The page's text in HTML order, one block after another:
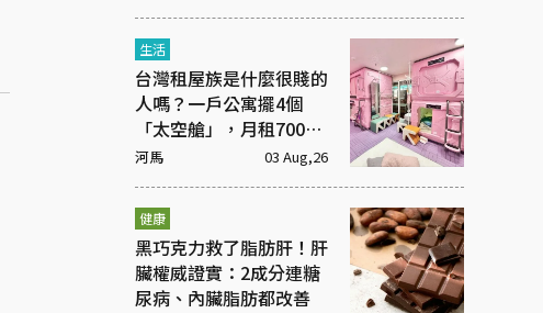
生活
台灣租屋族是什麼很賤的
人嗎？一戶公寓擺4個
「太空艙」，月租7000
元
河馬 03 Aug,26
健康
黑巧克力救了脂肪肝！肝
臟權威證實：2成分連糖
尿病、內臟脂肪都改善